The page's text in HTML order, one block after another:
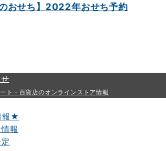
のおせち】2022年おせち予約
ト・百貨店のオンラインストア情報
報★
報